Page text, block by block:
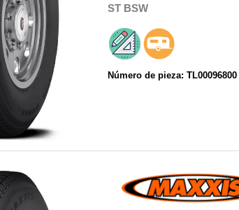
ST BSW
Número de pieza: TL00096800